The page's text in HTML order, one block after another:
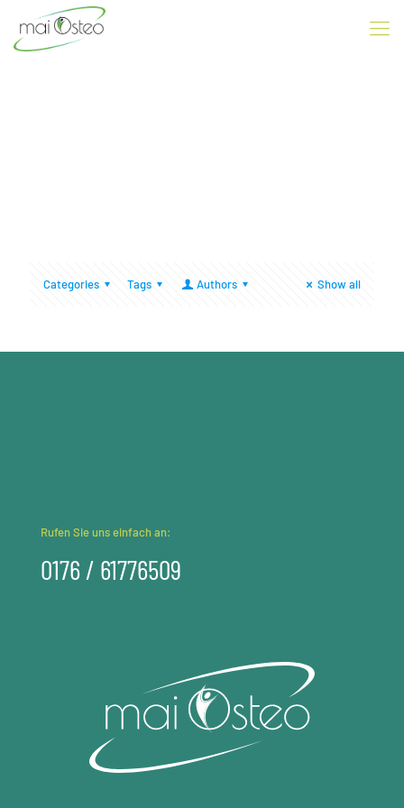
Categories Tags Authors Show all
Rufen Sie uns einfach an:
0176 / 61776509